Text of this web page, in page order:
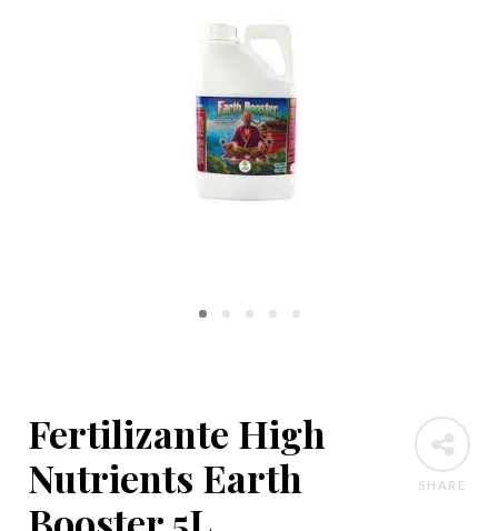
SHARE
Fertilizante High
Nutrients Earth